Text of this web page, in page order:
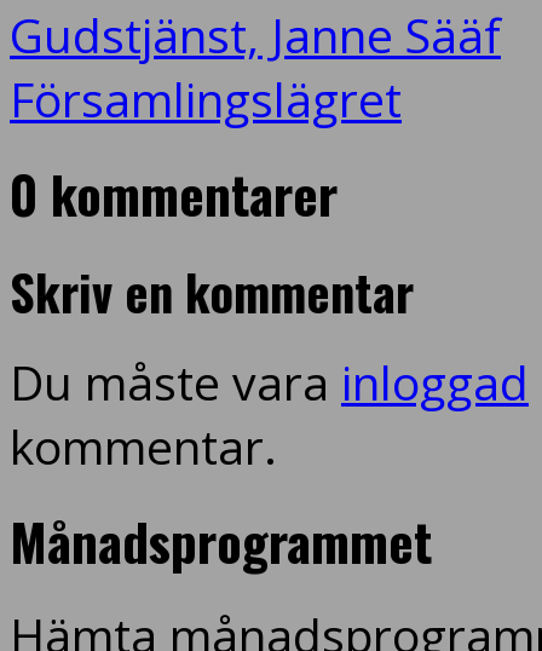
Gudstjänst, Janne Sääf
Församlingslägret
0 kommentarer
Skriv en kommentar
Du måste vara inloggad
kommentar.
Månadsprogrammet
Hämta